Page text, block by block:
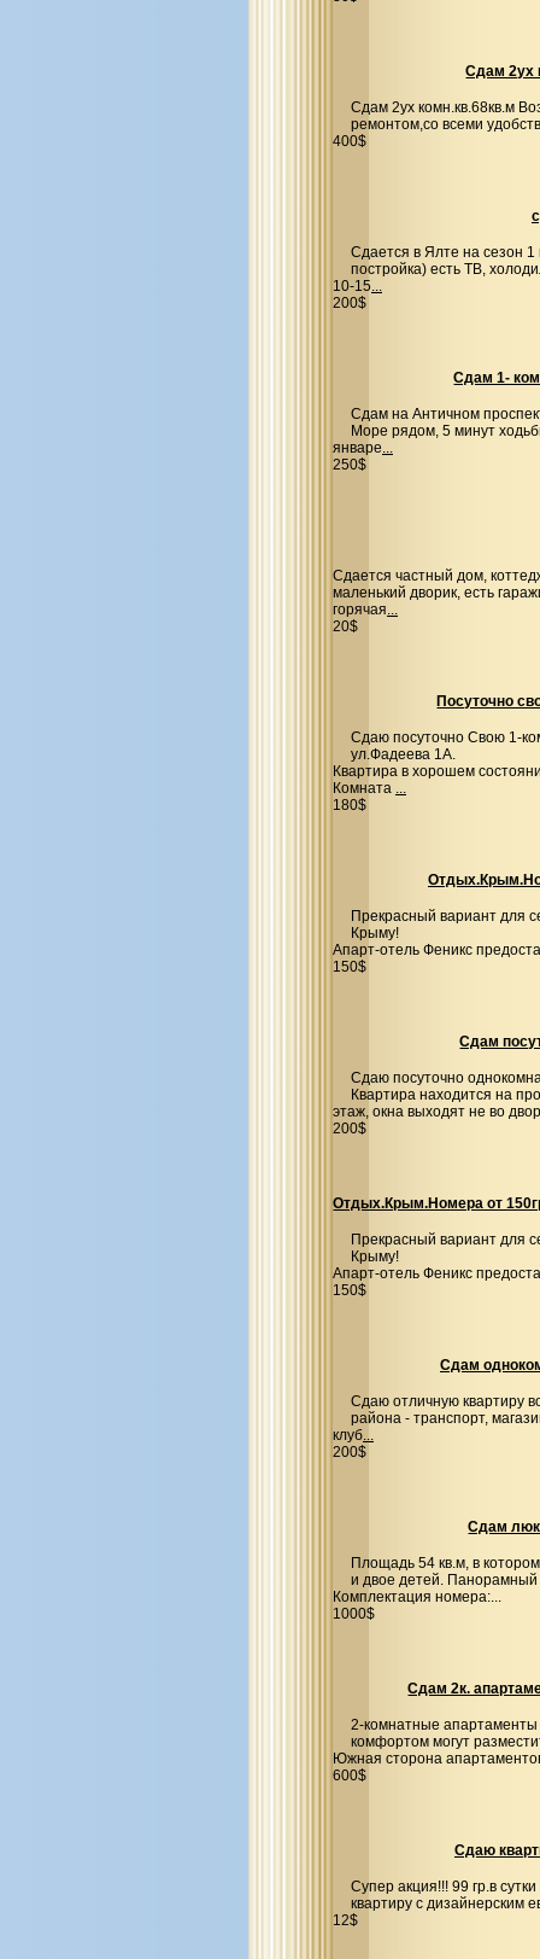
Сдам 2ух
Сдам 2ух комн.кв.68кв.м
ремонтом,со всеми
400$
Сдается в Ялте на сезон 1
постройка) есть ТВ,
10-15...
200$
Сдам 1-
Сдам на Античном
Море рядом, 5 минут
январе...
250$
Сдается частный дом,
маленький дворик, есть
горячая...
20$
Посуточно
Сдаю посуточно Свою 1-
ул.Фадеева 1А.
Квартира в хорошем
Комната ...
180$
Прекрасный вариант для
Крыму!
Апарт-отель Феникс
150$
Сдам
Сдаю посуточно
Квартира находится на
этаж, окна выходят не во
200$
Отдых.Крым.Номера от
Прекрасный вариант для
Крыму!
Апарт-отель Феникс
150$
Сдам
Сдаю отличную квартиру
района - транспорт,
клуб...
200$
Сдам
Площадь 54 кв.м, в
и двое детей. Панорамный
Комплектация номера:...
1000$
Сдам 2к.
2-комнатные апартаменты
комфортом могут
Южная сторона
600$
Сдаю
Супер акция!!! 99 гр.в
квартиру с дизайнерским
12$